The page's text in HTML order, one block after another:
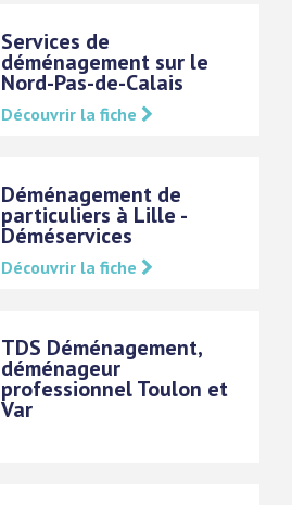
Services de
déménagement sur le
Nord-Pas-de-Calais
Découvrir la fiche
Déménagement de
particuliers à Lille -
Déméservices
Découvrir la fiche
TDS Déménagement,
déménageur
professionnel Toulon et
Var